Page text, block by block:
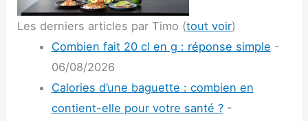
Les derniers articles par Timo (tout voir)
Combien fait 20 cl en g : réponse simple -
06/08/2026
Calories d’une baguette : combien en
contient-elle pour votre santé ?-